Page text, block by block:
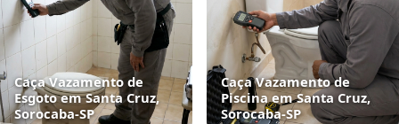
Caça Vazamento de
Esgoto em Santa Cruz,
Sorocaba‑SP
Caça Vazamento de
Piscina em Santa Cruz,
Sorocaba‑SP